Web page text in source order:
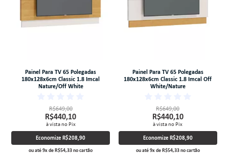
Painel Para TV 65 Polegadas
180x128x6cm Classic 1.8 Imcal
Nature/Off White
R$649,00
R$440,10
à vista no Pix
EconomizeR$208,90
ou até9xdeR$54,33no cartão
Painel Para TV 65 Polegadas
180x128x6cm Classic 1.8 Imcal Off
White/Nature
R$649,00
R$440,10
à vista no Pix
Economize R$208,90
ou até9xdeR$54,33no cartão